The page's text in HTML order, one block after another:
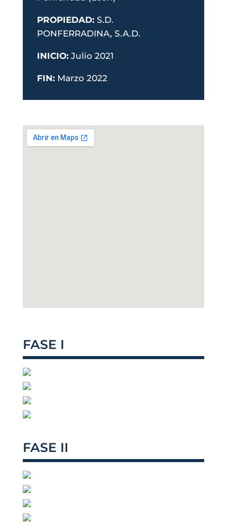
PROPIEDAD:S.D.
PONFERRADINA, S.A.D.
INICIO:Julio 2021
FIN: Marzo 2022
FASE I
FASE II